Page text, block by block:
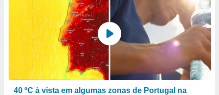
40 ºC à vista em algumas zonas de Portugal na